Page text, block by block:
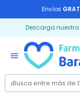
Envíos
Descarga nuestra
menu